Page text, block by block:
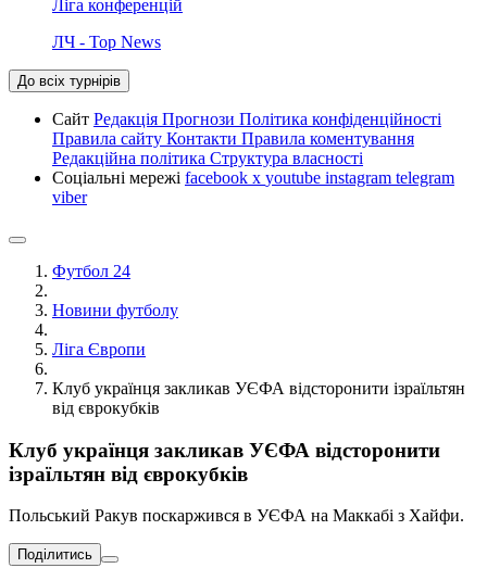
Ліга конференцій
ЛЧ - Top News
До всіх турнірів
Сайт Редакція Прогнози Політика конфіденційності
Правила сайту Контакти Правила коментування
Редакційна політика Структура власності
Соціальні мережі facebook x youtube instagram telegram
viber
Футбол 24
Новини футболу
Ліга Європи
Клуб українця закликав УЄФА відсторонити ізраїльтян
від єврокубків
Клуб українця закликав УЄФА відсторонити
ізраїльтян від єврокубків
Польський Ракув поскаржився в УЄФА на Маккабі з Хайфи.
Поділитись